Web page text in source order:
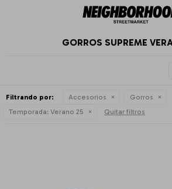
GORROS SUPREME
Filtrando por: Accesorios
Gorros
Temporada: Verano 25 Quitar filtros